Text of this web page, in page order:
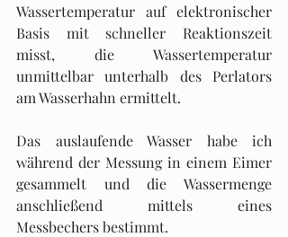
Wassertemperatur auf elektronischer
Basis mit schneller Reaktionszeit
misst, die Wassertemperatur
unmittelbar unterhalb des Perlators
am Wasserhahn ermittelt.
Das auslaufende Wasser habe ich
während der Messung in einem Eimer
gesammelt und die Wassermenge
anschließend mittels eines
Messbechers bestimmt.